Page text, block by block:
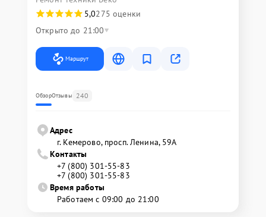
5,0275 оценки
Открыто до 21:00
Маршрут
ОбзорОтзывы 240
Адрес
г. Кемерово, просп. Ленина, 59А
Контакты
+7 (800) 301-55-83
+7 (800) 301-55-83
Время работы
Работаем с 09:00 до 21:00